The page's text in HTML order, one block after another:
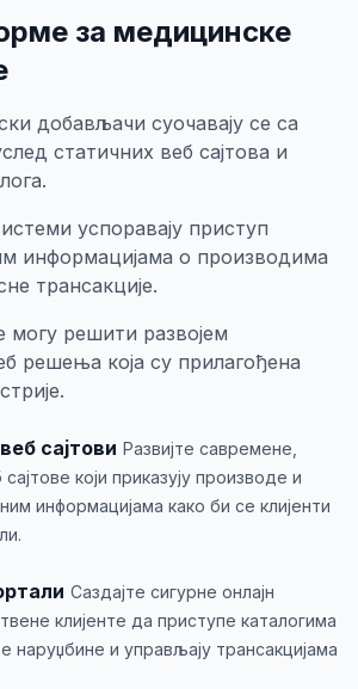
за медицинске
добављачи суочавају се са
статичних веб сајтова и
успоравају приступ
информацијама о производима
трансакције.
могу решити развојем
решења која су прилагођена
сајтови Развијте савремене,
који приказују производе и
информацијама како би се клијенти
Саздајте сигурне онлајн
клијенте да приступе каталогима
наруџбине и управљају трансакцијама